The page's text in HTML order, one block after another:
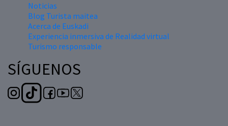
Noticias
Blog Turista maitea
Acerca de Euskadi
Experiencia inmersiva de Realidad virtual
Turismo responsable
SÍGUENOS